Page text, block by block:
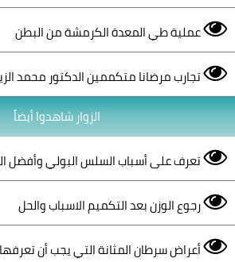
عملية طي المعدة الكرمشة من البطن
تجارب مرضانا متكممين الدكتور محمد
الزوار شاهدوا أيضاً
تعرف على أسباب السلس البولي وأفضل
رجوع الوزن بعد التكميم الاسباب والحل
أعراض سرطان المثانة التي يجب أن